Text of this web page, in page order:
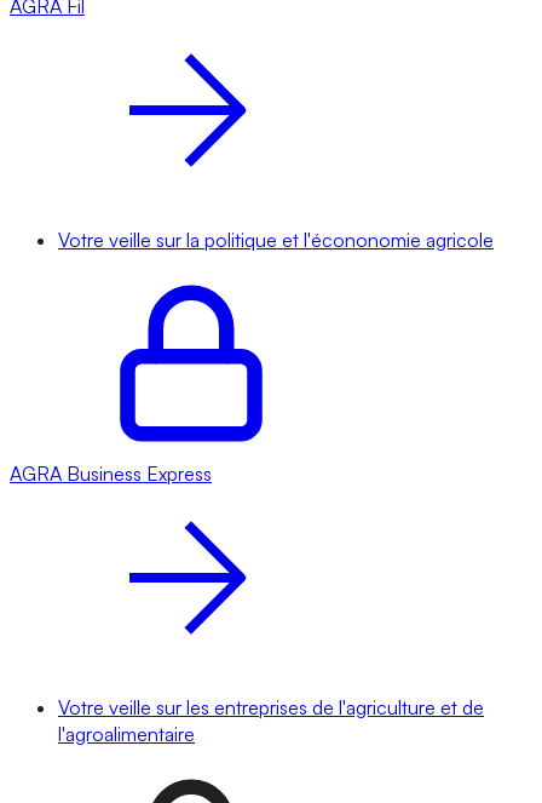
AGRA Fil
Votre veille sur la politique et l'écononomie agricole
AGRA Business Express
Votre veille sur les entreprises de l'agriculture et de
l'agroalimentaire